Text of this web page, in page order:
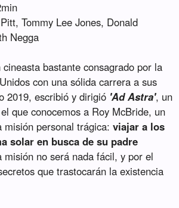
Tommy Lee Jones, Donald
Negga
cineasta bastante consagrado por la
con una sólida carrera a sus
2019, escribió y dirigió 'Ad Astra', un
que conocemos a Roy McBride, un
misión personal trágica:viajar a los
solar en busca de su padre
misión no será nada fácil, y por el
que trastocarán la existencia